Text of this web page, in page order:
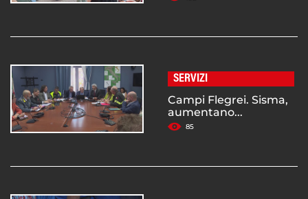
SERVIZI
Campi Flegrei. Sisma,
aumentano...
85